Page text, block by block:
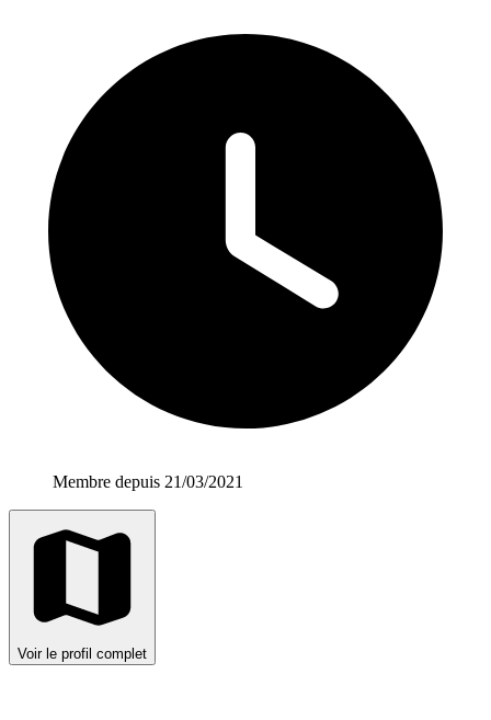
Membre depuis 21/03/2021
Voir le profil complet